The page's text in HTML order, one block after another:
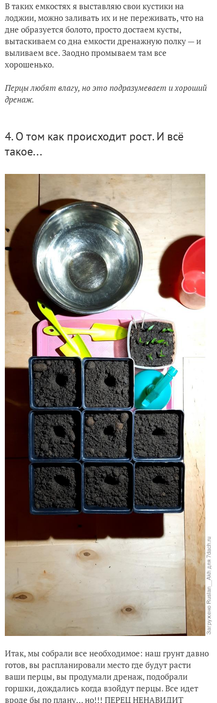
В таких емкостях я выставляю свои кустики на
лоджии, можно заливать их и не переживать, что на
дне образуется болото, просто достаем кусты,
вытаскиваем со дна емкости дренажную полку — и
выливаем все. Заодно промываем там все
хорошенько.
Перцы любят влагу, но это подразумевает и хороший
дренаж.
4. О том как происходит рост. И всё
такое...
Итак, мы собрали все необходимое: наш грунт давно
готов, вы распланировали место где будут расти
ваши перцы, вы продумали дренаж, подобрали
горшки, дождались когда взойдут перцы. Все идет
вроде бы по плану… но!!! ПЕРЕЦ НЕНАВИДИТ